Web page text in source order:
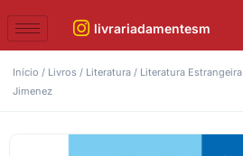
livrariadamentesm
Início / Livros / Literatura / Literatura Estrangeira
Jimenez